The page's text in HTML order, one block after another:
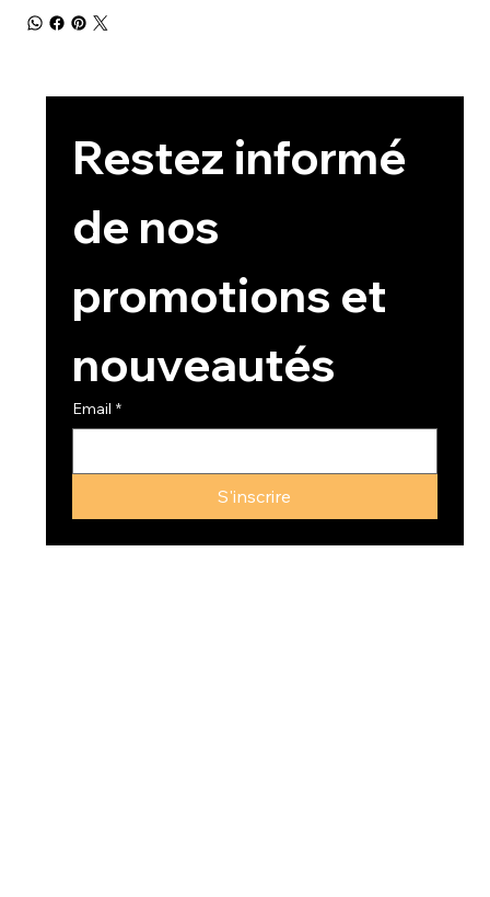
Restez informé
de nos
promotions et
nouveautés
Email *
S'inscrire